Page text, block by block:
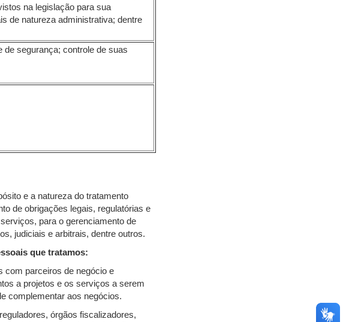
na legislação para sua
de natureza administrativa; dentre
de segurança; controle de suas
e a natureza do tratamento
de obrigações legais, regulatórias e
para o gerenciamento de
judiciais e arbitrais, dentre outros.
que tratamos:
com parceiros de negócio e
a projetos e os serviços a serem
complementar aos negócios.
órgãos fiscalizadores,